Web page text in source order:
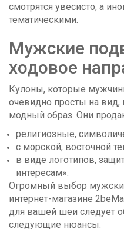
смотрятся увесисто, а
тематическими.
Мужские
ходовое
Кулоны, которые
очевидно просты на вид,
модный образ. Они
религиозные,
с морской, восточной
в виде логотипов,
интересам».
Огромный выбор
интернет-магазине
для вашей шеи следует
следующие нюансы: